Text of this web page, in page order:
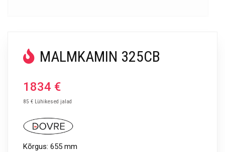
MALMKAMIN 325CB
1834 €
85 € Lühikesed jalad
Kõrgus: 655 mm